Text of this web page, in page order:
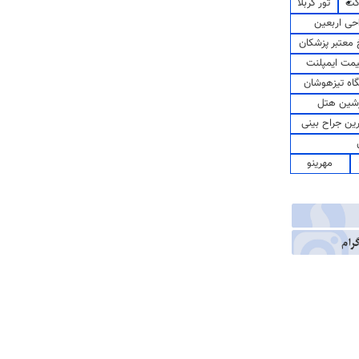
اربعین
پزشکان
ایمپلنت
تیزهوشان
هتل
جراح بینی
مهرینو